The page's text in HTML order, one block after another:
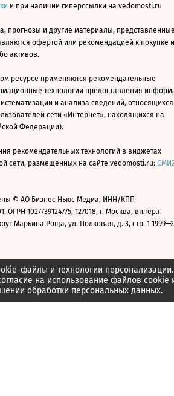
файлы и технологии
на использование файлов cookie
обработки персональных данных.
и при наличии гиперссылки на vedomosti.ru
прогнозы и другие материалы,
офертой или рекомендацией к покупке
активов.
ресурсе применяются рекомендательные
технологии предоставления
и анализа сведений,
сети «Интернет», находящихся на
Федерации).
рекомендательных технологий в виджетах
сети, размещенных на сайте vedomosti.ru:
© АО Бизнес Ньюс Медиа, ИНН/КПП
ОГРН 1027739124775, 127018, г. Москва, вн.тер.г.
Марьина Роща, ул. Полковая, д. 3, стр. 1